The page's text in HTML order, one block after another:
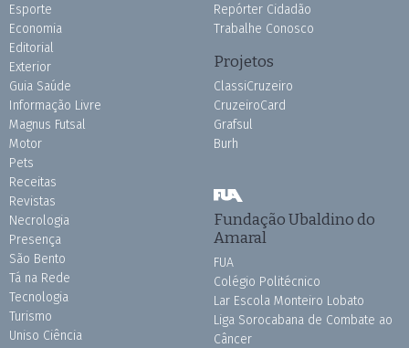
Esporte
Economia
Editorial
Exterior
Guia Saúde
Informação Livre
Magnus Futsal
Motor
Pets
Receitas
Revistas
Necrologia
Presença
São Bento
Tá na Rede
Tecnologia
Turismo
Uniso Ciência
Repórter Cidadão
Trabalhe Conosco
Projetos
ClassiCruzeiro
CruzeiroCard
Grafsul
Burh
Fundação Ubaldino do
Amaral
FUA
Colégio Politécnico
Lar Escola Monteiro Lobato
Liga Sorocabana de Combate ao
Câncer